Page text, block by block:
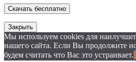
Закрыть
Мы используем cookies для
нашего сайта. Если Вы продолжите
будем считать что Вас это устраивает.